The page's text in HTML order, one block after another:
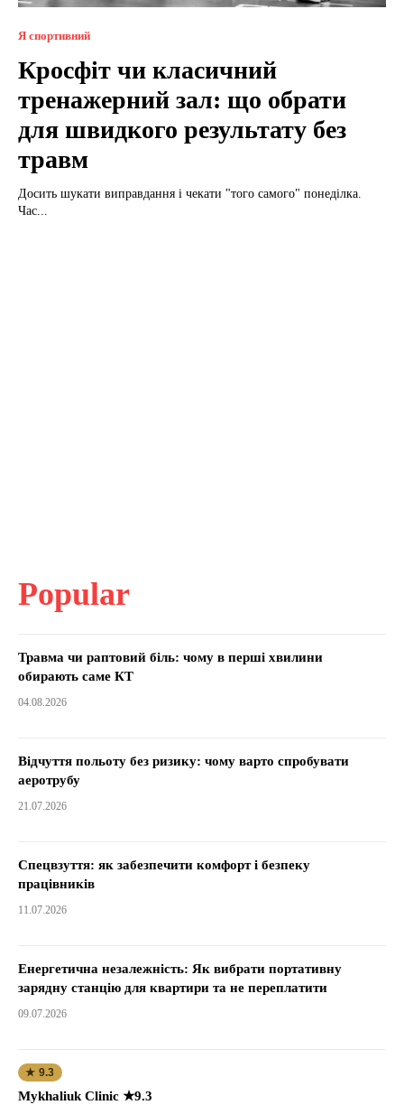
Я спортивний
Кросфіт чи класичний
тренажерний зал: що обрати
для швидкого результату без
травм
Досить шукати виправдання і чекати "того самого" понеділка.
Час...
Popular
Травма чи раптовий біль: чому в перші хвилини
обирають саме КТ
04.08.2026
Відчуття польоту без ризику: чому варто спробувати
аеротрубу
21.07.2026
Спецвзуття: як забезпечити комфорт і безпеку
працівників
11.07.2026
Енергетична незалежність: Як вибрати портативну
зарядну станцію для квартири та не переплатити
09.07.2026
★ 9.3
Mykhaliuk Clinic ★9.3